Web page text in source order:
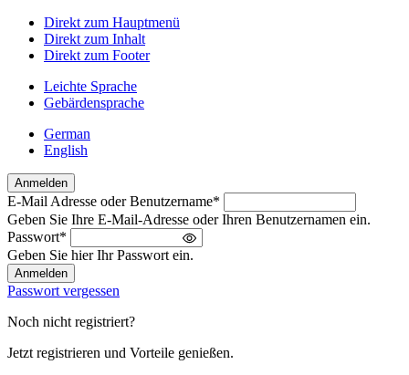
Direkt zum Hauptmenü
Direkt zum Inhalt
Direkt zum Footer
Leichte Sprache
Gebärdensprache
German
English
Anmelden
Willkommen
zurück!
Bitte
melden
Sie
sich
an
E-Mail Adresse oder Benutzername*
Geben Sie Ihre E-Mail-Adresse oder Ihren Benutzernamen ein.
Passwort*
Geben Sie hier Ihr Passwort ein.
Passwort vergessen
Noch nicht registriert?
Jetzt registrieren und Vorteile genießen.